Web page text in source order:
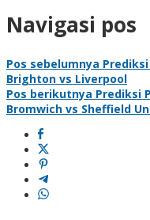
Navigasi pos
Pos sebelumnya
Brighton vs Liverpool
Pos berikutnya Prediksi
Bromwich vs Sheffield